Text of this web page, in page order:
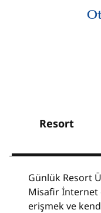
Resort
Günlük Resort
Misafir İnternet
erişmek ve